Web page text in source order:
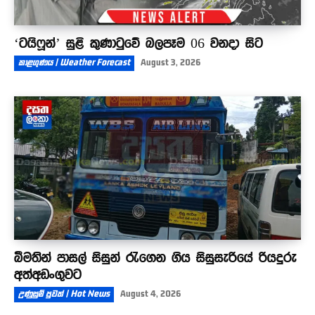
‘ටයිෆූන්’ සුළි කුණාටුවේ බලපෑම 06 වනදා සිට
කාළගුණය | Weather Forecast August 3, 2026
බීමතින් පාසල් සිසුන් රැගෙන ගිය සිසුසැරියේ රියදුරු
අත්අඩංගුවට
උණුසුම් පුවත් | Hot News August 4, 2026